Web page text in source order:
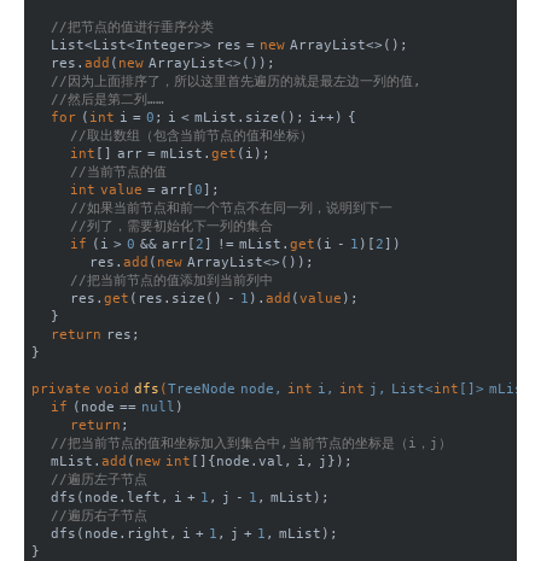
//把节点的值进行垂序分类
List<List<Integer>> res = new ArrayList<>();
res. add ( new ArrayList<>());
//因为上面排序了，所以这里首先遍历的就是最左边一列的值,
//然后是第二列……
for ( int i = 0 ; i < mList.size(); i++) {
//取出数组（包含当前节点的值和坐标）
int [] arr = mList. get (i);
//当前节点的值
int value = arr[0 ];
//如果当前节点和前一个节点不在同一列，说明到下一
//列了，需要初始化下一列的集合
if (i > 0 && arr[2 ] != mList. get (i - 1 )[2 ])
res. add ( new ArrayList<>());
//把当前节点的值添加到当前列中
res. get (res.size() - 1 ). add (value );
}
return res;
}
private void dfs (TreeNode node, int i, int j, List<int []> mList
if (node == null )
return ;
//把当前节点的值和坐标加入到集合中,当前节点的坐标是（i，j）
mList. add ( new int []{node.val, i, j});
//遍历左子节点
dfs(node.left, i + 1 , j - 1 , mList);
//遍历右子节点
dfs(node.right, i + 1 , j + 1 , mList);
}